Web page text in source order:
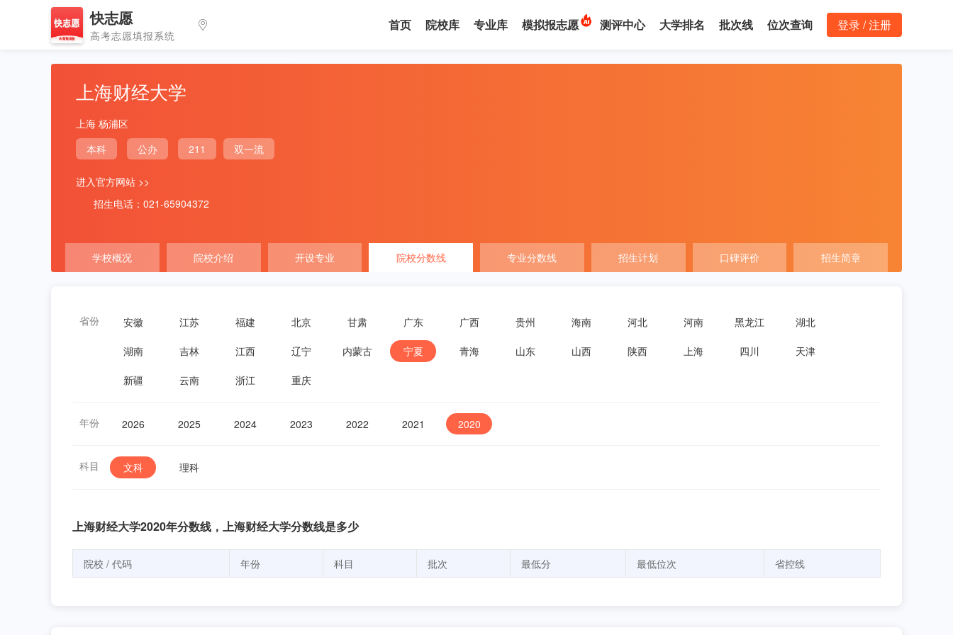
快志愿
高考志愿填报系统
首页 院校库 专业库 模拟报志愿 测评中心 大学排名 批次线 位次查询 登录 / 注册
上海财经大学
上海 杨浦区
本科
公办 211 双一流
进入官方网站 >>
招生电话：021-65904372
学校概况 院校介绍 开设专业 院校分数线 专业分数线 招生计划 口碑评价 招生简章
省份 安徽 江苏 福建 北京 甘肃 广东 广西 贵州 海南 河北 河南 黑龙江 湖北
湖南 吉林 江西 辽宁 内蒙古 宁夏 青海 山东 山西 陕西 上海 四川 天津
新疆 云南 浙江 重庆
年份 2026 2025 2024 2023 2022 2021 2020
科目 文科 理科
上海财经大学2020年分数线，上海财经大学分数线是多少
院校 / 代码 年份 科目 批次 最低分 最低位次 省控线